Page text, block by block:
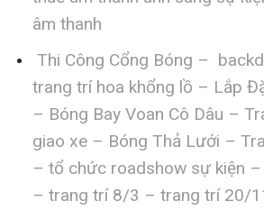
âm thanh
Thi Công Cổng Bóng –
trang trí hoa khổng lồ – Lắp
– Bóng Bay Voan Cô Dâu –
giao xe – Bóng Thả Lưới –
– tổ chức roadshow sự kiện
– trang trí 8/3 – trang trí 20/